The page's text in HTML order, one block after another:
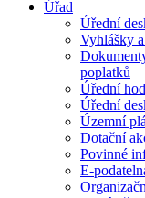
Úřad
Úřední
Vyhlášky
poplatků
Úřední
Úřední
Územní
Dotační
Povinné
E-